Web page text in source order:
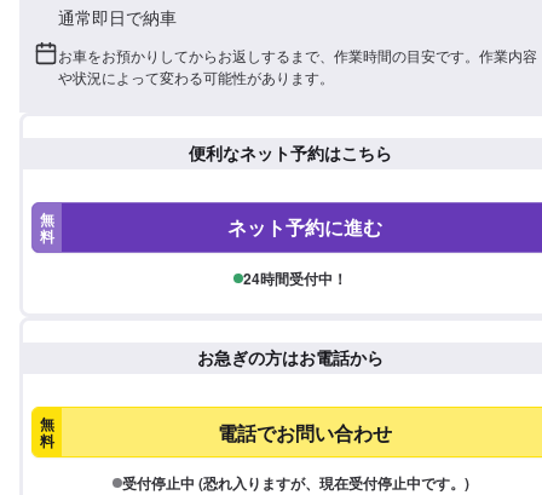
通常即日で納車
お車をお預かりしてからお返しするまで、作業時間の目安です。作業内容
や状況によって変わる可能性があります。
便利なネット予約はこちら
無
料 ネット予約に進む
24時間受付中！
お急ぎの方はお電話から
無
料 電話でお問い合わせ
受付停止中 (恐れ入りますが、現在受付停止中です。)